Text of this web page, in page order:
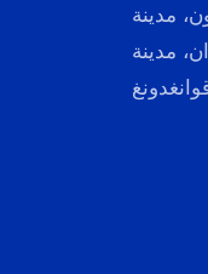
مدينة
مدينة